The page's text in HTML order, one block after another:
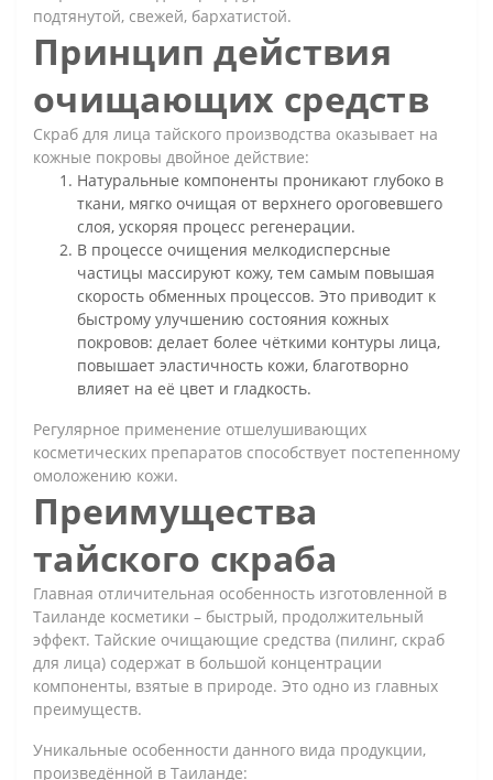
подтянутой, свежей, бархатистой.
Принцип действия
очищающих средств
Скраб для лица тайского производства оказывает на
кожные покровы двойное действие:
Натуральные компоненты проникают глубоко в
ткани, мягко очищая от верхнего ороговевшего
слоя, ускоряя процесс регенерации.
В процессе очищения мелкодисперсные
частицы массируют кожу, тем самым повышая
скорость обменных процессов. Это приводит к
быстрому улучшению состояния кожных
покровов: делает более чёткими контуры лица,
повышает эластичность кожи, благотворно
влияет на её цвет и гладкость.
Регулярное применение отшелушивающих
косметических препаратов способствует постепенному
омоложению кожи.
Преимущества
тайского скраба
Главная отличительная особенность изготовленной в
Таиланде косметики – быстрый, продолжительный
эффект. Тайские очищающие средства (пилинг, скраб
для лица) содержат в большой концентрации
компоненты, взятые в природе. Это одно из главных
преимуществ.
Уникальные особенности данного вида продукции,
произведённой в Таиланде: